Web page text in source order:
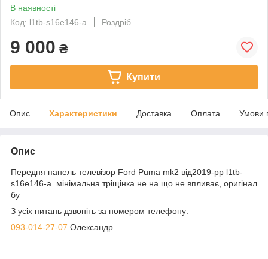
В наявності
Код: l1tb-s16e146-a
Роздріб
9 000 ₴
Купити
Опис Характеристики Доставка Оплата Умови
Опис
Передня панель телевізор Ford Puma mk2 від2019-рр l1tb-
s16e146-a мінімальна тріщінка не на що не впливає, оригінал
бу
З усіх питань дзвоніть за номером телефону:
093-014-27-07 Олександр